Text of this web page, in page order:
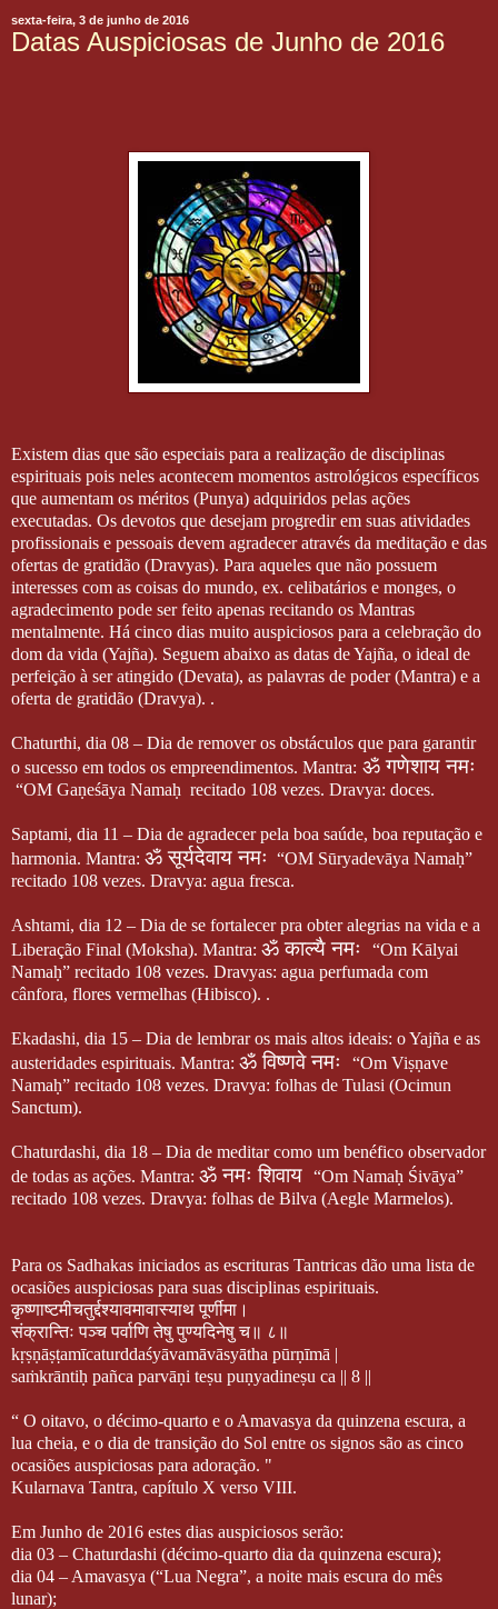
sexta-feira, 3 de junho de 2016
Datas Auspiciosas de Junho de 2016
Existem dias que são especiais para a realização de disciplinas
espirituais pois neles acontecem momentos astrológicos específicos
que aumentam os méritos (Punya) adquiridos pelas ações
executadas. Os devotos que desejam progredir em suas atividades
profissionais e pessoais devem agradecer através da meditação e das
ofertas de gratidão (Dravyas). Para aqueles que não possuem
interesses com as coisas do mundo, ex. celibatários e monges, o
agradecimento pode ser feito apenas recitando os Mantras
mentalmente. Há cinco dias muito auspiciosos para a celebração do
dom da vida (Yajña). Seguem abaixo as datas de Yajña, o ideal de
perfeição à ser atingido (Devata), as palavras de poder (Mantra) e a
oferta de gratidão (Dravya). .
Chaturthi, dia 08 – Dia de remover os obstáculos que para garantir
o sucesso em todos os empreendimentos. Mantra: ॐ गणेशाय नमः
“OM Gaṇeśāya Namaḥ recitado 108 vezes. Dravya: doces.
Saptami, dia 11 – Dia de agradecer pela boa saúde, boa reputação e
harmonia. Mantra: ॐ सूर्यदेवाय नमः “OM Sūryadevāya Namaḥ”
recitado 108 vezes. Dravya: agua fresca.
Ashtami, dia 12 – Dia de se fortalecer pra obter alegrias na vida e a
Liberação Final (Moksha). Mantra: ॐ काल्यै नमः
“Om Kālyai
Namaḥ” recitado 108 vezes. Dravyas: agua perfumada com
cânfora, flores vermelhas (Hibisco). .
Ekadashi, dia 15 – Dia de lembrar os mais altos ideais: o Yajña e as
austeridades espirituais. Mantra: ॐ विष्णवे नमः
“Om Viṣṇave
Namaḥ” recitado 108 vezes. Dravya: folhas de Tulasi (Ocimun
Sanctum).
Chaturdashi, dia 18 – Dia de meditar como um benéfico observador
de todas as ações. Mantra: ॐ नमः शिवाय “Om Namaḥ Śivāya”
recitado 108 vezes. Dravya: folhas de Bilva (Aegle Marmelos).
Para os Sadhakas iniciados as escrituras Tantricas dão uma lista de
ocasiões auspiciosas para suas disciplinas espirituais.
कृष्णाष्टमीचतुर्द्दश्यावमावास्याथपूर्णीमा।
संक्रान्तिः पञ्चपर्वाणितेषुपुण्यदिनेषुच॥ ८॥
kṛṣṇāṣṭamīcaturddaśyāvamāvāsyātha pūrṇīmā |
saṁkrāntiḥ pañca parvāṇi teṣu puṇyadineṣu ca || 8 ||
“ O oitavo, o décimo-quarto e o Amavasya da quinzena escura, a
lua cheia, e o dia de transição do Sol entre os signos são as cinco
ocasiões auspiciosas para adoração. "
Kularnava Tantra, capítulo X verso VIII.
Em Junho de 2016 estes dias auspiciosos serão:
dia 03 – Chaturdashi (décimo-quarto dia da quinzena escura);
dia 04 – Amavasya (“Lua Negra”, a noite mais escura do mês
lunar);